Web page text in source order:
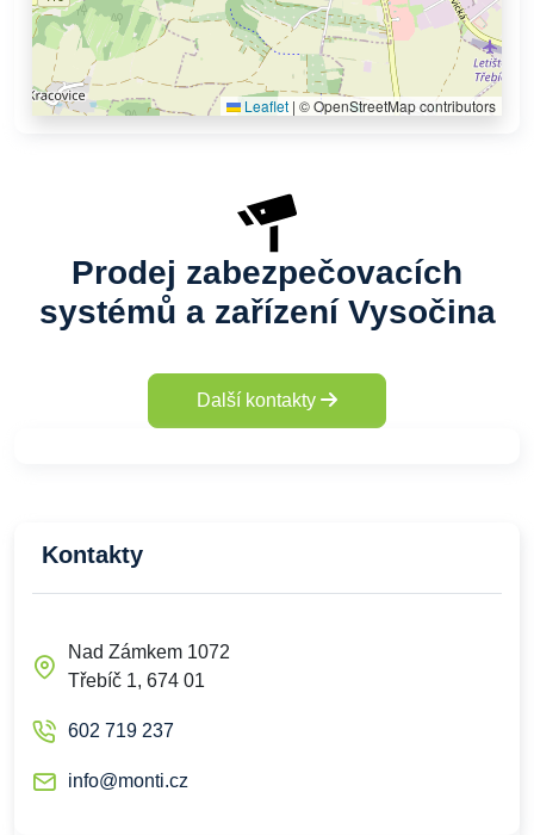
Leaflet | © OpenStreetMap contributors
Prodej zabezpečovacích
systémů a zařízení Vysočina
Další kontakty
Kontakty
Nad Zámkem 1072
Třebíč 1, 674 01
602 719 237
info@monti.cz